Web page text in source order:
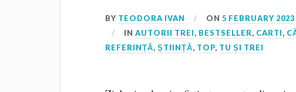
BY TEODORA IVAN ON5 FEBRUARY 2023
INAUTORII TREI, BESTSELLER, CARTI,
REFERINȚĂ,ȘTIINȚĂ, TOP, TU ȘI TREI